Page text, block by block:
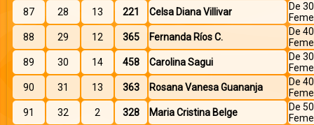
87
28 13 221 Celsa Diana Villivar
De
88
29 12 365 Fernanda Ríos C.
De
89
30 14 458 Carolina Sagui
De
90
31 13 363 Rosana Vanesa Guananja
De
91
32 2 328 Maria Cristina Belge
De